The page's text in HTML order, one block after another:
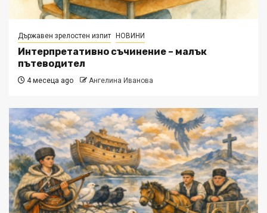
Държавен зрелостен изпит НОВИНИ
Интерпретативно съчинение – малък
пътеводител
4 месеца ago Ангелина Иванова